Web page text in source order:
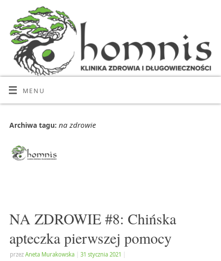
MENU
Archiwa tagu: na zdrowie
NA ZDROWIE #8: Chińska
apteczka pierwszej pomocy
przez Aneta Murakowska 31 stycznia 2021